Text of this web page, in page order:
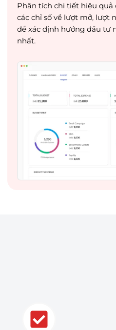
Phân tích chi tiết hiệu
các chỉ số về lượt mở, lượt
để xác định hướng đầu tư
nhất.